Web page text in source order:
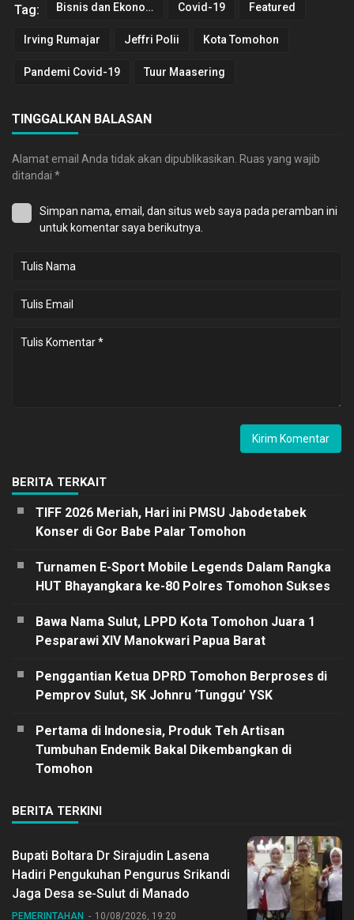
Tag: Bisnis dan Ekonomi Covid-19 Featured
Irving Rumajar Jeffri Polii Kota Tomohon
Pandemi Covid-19 Tuur Maasering
TINGGALKAN BALASAN
Alamat email Anda tidak akan dipublikasikan. Ruas yang wajib
ditandai *
Simpan nama, email, dan situs web saya pada peramban ini
untuk komentar saya berikutnya.
BERITA TERKAIT
TIFF 2026 Meriah, Hari ini PMSU Jabodetabek
Konser di Gor Babe Palar Tomohon
Turnamen E-Sport Mobile Legends Dalam Rangka
HUT Bhayangkara ke-80 Polres Tomohon Sukses
Bawa Nama Sulut, LPPD Kota Tomohon Juara 1
Pesparawi XIV Manokwari Papua Barat
Penggantian Ketua DPRD Tomohon Berproses di
Pemprov Sulut, SK Johnru ‘Tunggu’ YSK
Pertama di Indonesia, Produk Teh Artisan
Tumbuhan Endemik Bakal Dikembangkan di
Tomohon
BERITA TERKINI
Bupati Boltara Dr Sirajudin Lasena
Hadiri Pengukuhan Pengurus Srikandi
Jaga Desa se-Sulut di Manado
PEMERINTAHAN 10/08/2026, 19:20